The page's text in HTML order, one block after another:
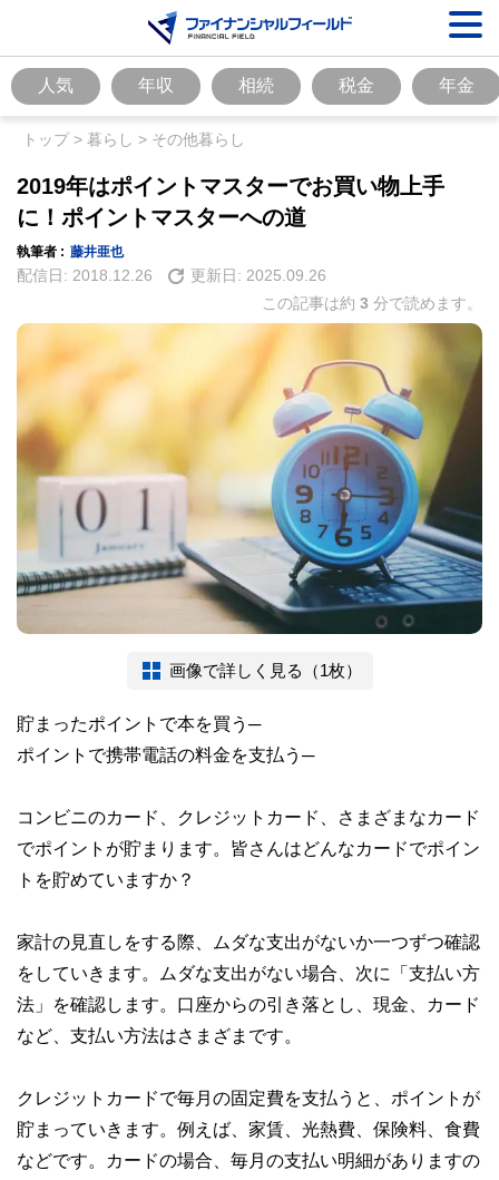
人気 年収 相続 税金 年金
トップ> 暮らし > その他暮らし
2019年はポイントマスターでお買い物上手
に！ポイントマスターへの道
執筆者 : 藤井亜也
配信日: 2018.12.26 更新日: 2025.09.26
この記事は約 3 分で読めます。
画像で詳しく見る（1枚）
貯まったポイントで本を買う─
ポイントで携帯電話の料金を支払う─
コンビニのカード、クレジットカード、さまざまなカード
でポイントが貯まります。皆さんはどんなカードでポイン
トを貯めていますか？
家計の見直しをする際、ムダな支出がないか一つずつ確認
をしていきます。ムダな支出がない場合、次に「支払い方
法」を確認します。口座からの引き落とし、現金、カード
など、支払い方法はさまざまです。
クレジットカードで毎月の固定費を支払うと、ポイントが
貯まっていきます。例えば、家賃、光熱費、保険料、食費
などです。カードの場合、毎月の支払い明細がありますの